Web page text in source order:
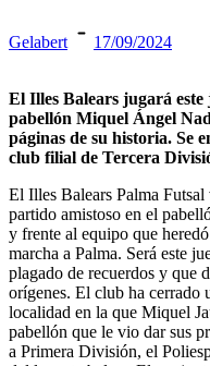
Gelabert 17/09/2024
El Illes Balears jugará este
pabellón Miquel Ángel
páginas de su historia. Se
club filial de Tercera
El Illes Balears Palma
partido amistoso en el
y frente al equipo que
marcha a Palma. Será este
plagado de recuerdos y que
orígenes. El club ha cerrado
localidad en la que Miquel
pabellón que le vio dar sus
a Primera División, el